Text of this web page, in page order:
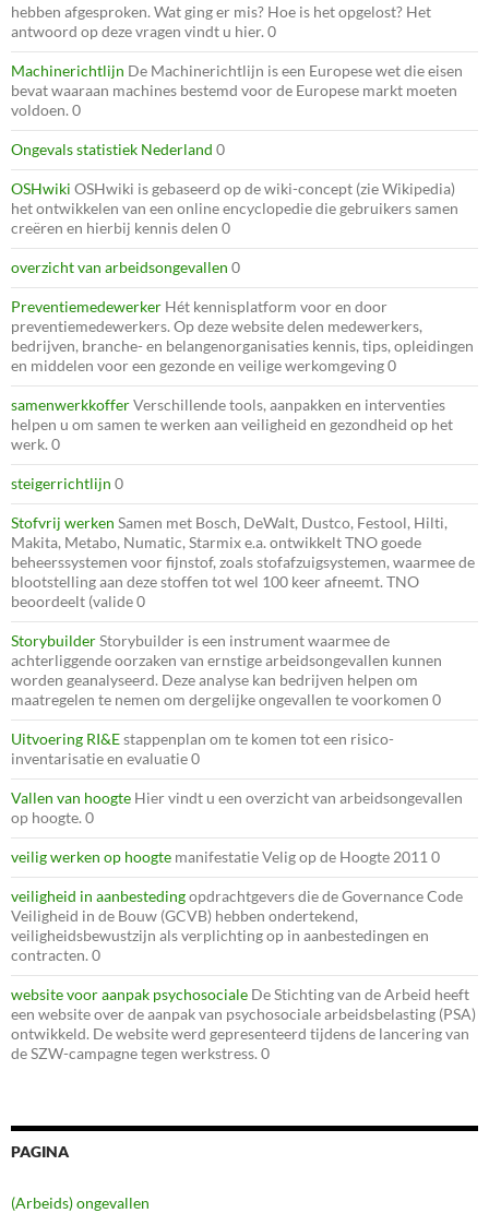
hebben afgesproken. Wat ging er mis? Hoe is het opgelost? Het
antwoord op deze vragen vindt u hier. 0
Machinerichtlijn De Machinerichtlijn is een Europese wet die eisen
bevat waaraan machines bestemd voor de Europese markt moeten
voldoen. 0
Ongevals statistiek Nederland 0
OSHwiki OSHwiki is gebaseerd op de wiki-concept (zie Wikipedia)
het ontwikkelen van een online encyclopedie die gebruikers samen
creëren en hierbij kennis delen 0
overzicht van arbeidsongevallen 0
Preventiemedewerker Hét kennisplatform voor en door
preventiemedewerkers. Op deze website delen medewerkers,
bedrijven, branche- en belangenorganisaties kennis, tips, opleidingen
en middelen voor een gezonde en veilige werkomgeving 0
samenwerkkofferVerschillende tools, aanpakken en interventies
helpen u om samen te werken aan veiligheid en gezondheid op het
werk. 0
steigerrichtlijn 0
Stofvrij werken Samen met Bosch, DeWalt, Dustco, Festool, Hilti,
Makita, Metabo, Numatic, Starmix e.a. ontwikkelt TNO goede
beheerssystemen voor fijnstof, zoals stofafzuigsystemen, waarmee de
blootstelling aan deze stoffen tot wel 100 keer afneemt. TNO
beoordeelt (valide 0
StorybuilderStorybuilder is een instrument waarmee de
achterliggende oorzaken van ernstige arbeidsongevallen kunnen
worden geanalyseerd. Deze analyse kan bedrijven helpen om
maatregelen te nemen om dergelijke ongevallen te voorkomen 0
Uitvoering RI&Estappenplan om te komen tot een risico-
inventarisatie en evaluatie 0
Vallen van hoogte Hier vindt u een overzicht van arbeidsongevallen
op hoogte. 0
veilig werken op hoogte manifestatie Velig op de Hoogte 2011 0
veiligheid in aanbestedingopdrachtgevers die de Governance Code
Veiligheid in de Bouw (GCVB) hebben ondertekend,
veiligheidsbewustzijn als verplichting op in aanbestedingen en
contracten. 0
website voor aanpak psychosociale De Stichting van de Arbeid heeft
een website over de aanpak van psychosociale arbeidsbelasting (PSA)
ontwikkeld. De website werd gepresenteerd tijdens de lancering van
de SZW-campagne tegen werkstress. 0
PAGINA
(Arbeids) ongevallen